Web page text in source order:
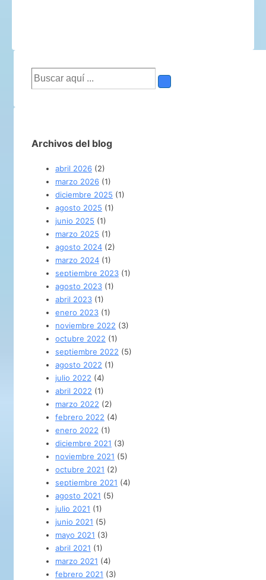
Buscar
por:
Archivos del blog
abril 2026 (2)
marzo 2026 (1)
diciembre 2025 (1)
agosto 2025 (1)
junio 2025 (1)
marzo 2025 (1)
agosto 2024 (2)
marzo 2024 (1)
septiembre 2023 (1)
agosto 2023 (1)
abril 2023 (1)
enero 2023 (1)
noviembre 2022 (3)
octubre 2022 (1)
septiembre 2022 (5)
agosto 2022 (1)
julio 2022 (4)
abril 2022 (1)
marzo 2022 (2)
febrero 2022 (4)
enero 2022 (1)
diciembre 2021 (3)
noviembre 2021 (5)
octubre 2021 (2)
septiembre 2021 (4)
agosto 2021 (5)
julio 2021 (1)
junio 2021 (5)
mayo 2021 (3)
abril 2021 (1)
marzo 2021 (4)
febrero 2021 (3)